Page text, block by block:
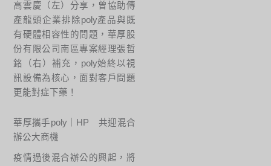
高雲慶（左）分享，曾協助傳
產龍頭企業排除poly產品與既
有硬體相容性的問題，華厚股
份有限公司南區專案經理張哲
銘（右）補充，poly始終以視
訊設備為核心，面對客戶問題
更能對症下藥！
華厚攜手poly｜HP 共迎混合
辦公大商機
疫情過後混合辦公的興起，將